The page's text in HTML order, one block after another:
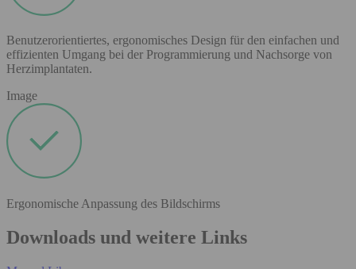
Benutzerorientiertes, ergonomisches Design für den einfachen und
effizienten Umgang bei der Programmierung und Nachsorge von
Herzimplantaten.
Image
Ergonomische Anpassung des Bildschirms
Downloads und weitere Links